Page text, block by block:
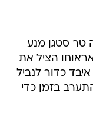
טר סטגן מנע
הציל את
כדור לנביל
בזמן כדי